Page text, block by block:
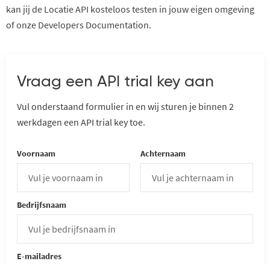
kan jij de LocatieAPI kosteloos testen in jouw eigen omgeving
ofonze Developers Documentation.
Vraag een API trial key aan
Vul onderstaand formulier in en wij sturen je binnen 2
werkdagen een API trial key toe.
Voornaam Achternaam
Bedrijfsnaam
E-mailadres